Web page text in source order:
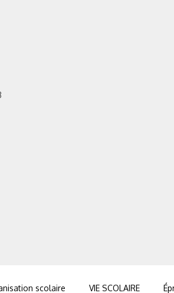
scolaire VIE SCOLAIRE